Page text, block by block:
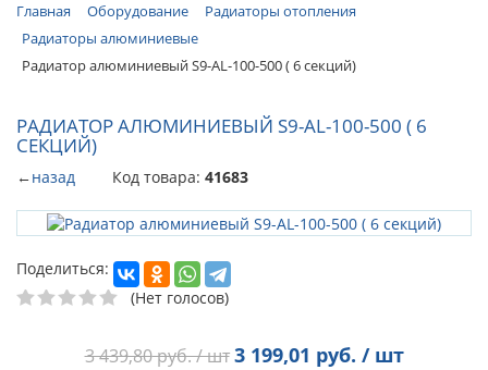
Главная Оборудование
Радиаторы отопления
Радиаторы алюминиевые
Радиатор алюминиевый S9-AL-100-500 ( 6 секций)
РАДИАТОР АЛЮМИНИЕВЫЙ S9-AL-100-500 ( 6
СЕКЦИЙ)
←назад Код товара: 41683
Поделиться:
(Нет голосов)
3 439,80руб. / шт 3 199,01 руб. / шт